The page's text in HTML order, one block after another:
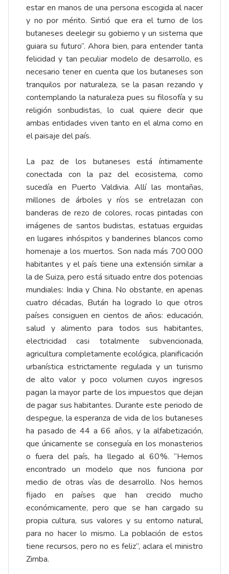
estar en manos de una persona escogida al nacer
y no por mérito. Sintió que era el turno de los
butaneses deelegir su gobierno y un sistema que
guiara su futuro”. Ahora bien, para entender tanta
felicidad y tan peculiar modelo de desarrollo, es
necesario tener en cuenta que los butaneses son
tranquilos por naturaleza, se la pasan rezando y
contemplando la naturaleza pues su filosofía y su
religión sonbudistas, lo cual quiere decir que
ambas entidades viven tanto en el alma como en
el paisaje del país.
La paz de los butaneses está íntimamente
conectada con la paz del ecosistema, como
sucedía en Puerto Valdivia. Allí las montañas,
millones de árboles y ríos se entrelazan con
banderas de rezo de colores, rocas pintadas con
imágenes de santos budistas, estatuas erguidas
en lugares inhóspitos y banderines blancos como
homenaje a los muertos. Son nada más 700 000
habitantes y el país tiene una extensión similar a
la de Suiza, pero está situado entre dos potencias
mundiales: India y China. No obstante, en apenas
cuatro décadas, Bután ha logrado lo que otros
países consiguen en cientos de años: educación,
salud y alimento para todos sus habitantes,
electricidad casi totalmente subvencionada,
agricultura completamente ecológica, planificación
urbanística estrictamente regulada y un turismo
de alto valor y poco volumen cuyos ingresos
pagan la mayor parte de los impuestos que dejan
de pagar sus habitantes. Durante este periodo de
despegue, la esperanza de vida de los butaneses
ha pasado de 44 a 66 años, y la alfabetización,
que únicamente se conseguía en los monasterios
o fuera del país, ha llegado al 60 %. “Hemos
encontrado un modelo que nos funciona por
medio de otras vías de desarrollo. Nos hemos
fijado en países que han crecido mucho
económicamente, pero que se han cargado su
propia cultura, sus valores y su entorno natural,
para no hacer lo mismo. La población de estos
tiene recursos, pero no es feliz”, aclara el ministro
Zimba.